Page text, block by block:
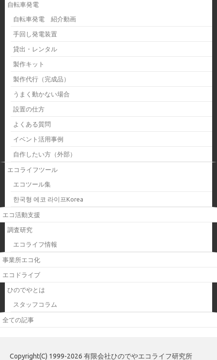
自転車発電
自転車発電 紹介動画
手回し発電装置
貸出・レンタル
製作キット
製作代行（完成品）
うまく動かない場合
設置の仕方
よくある質問
イベント活用事例
自作したい方（外部）
エコライフツール
エコツール集
한국형 에코 라이프Korea
エコ活動支援
調査研究
エコライフ情報
事業所エコ化
エコドライブ
ひのでやとは
スタッフコラム
全ての記事
Copyright(C) 1999-2026 有限会社ひのでやエコライフ研究所